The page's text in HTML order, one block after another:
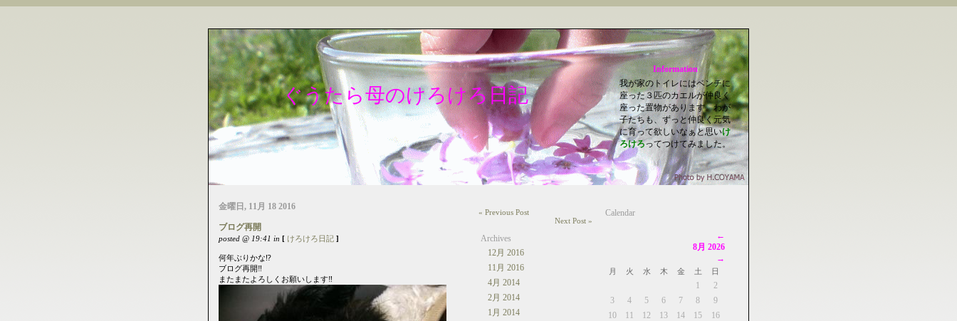
ぐうたら母のけろけろ日記
Information
我が家のトイレにはベンチに
座った３匹のカエルが仲良く
座った置物があります。わが
子たちも、ずっと仲良く元気
に育って欲しいなぁと思いけ
ろけろってつけてみました。
金曜日, 11月 18 2016
ブログ再開
posted @ 19:41 in [ けろけろ日記 ]
何年ぶりかな⁉️
ブログ再開‼️
またまたよろしくお願いします‼️
« Previous Post
Next Post »
Archives
12月 2016
11月 2016
4月 2014
2月 2014
1月 2014
Calendar
←
8月 2026
→
月 火 水 木 金 土 日
1
2
3
4 5 6 7 8
9
10
11 12 13 14 15
16